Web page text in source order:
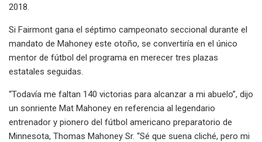
2018.
Si Fairmont gana el séptimo campeonato seccional durante el
mandato de Mahoney este otoño, se convertiría en el único
mentor de fútbol del programa en merecer tres plazas
estatales seguidas.
“Todavía me faltan 140 victorias para alcanzar a mi abuelo”, dijo
un sonriente Mat Mahoney en referencia al legendario
entrenador y pionero del fútbol americano preparatorio de
Minnesota, Thomas Mahoney Sr. “Sé que suena cliché, pero mi